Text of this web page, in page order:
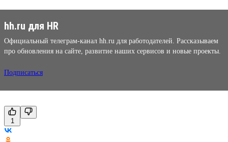
hh.ru для HR
Официальный телеграм-канал hh.ru для работодателей. Рассказываем
про обновления на сайте, развитие наших сервисов и новые проекты.
Подписаться
1